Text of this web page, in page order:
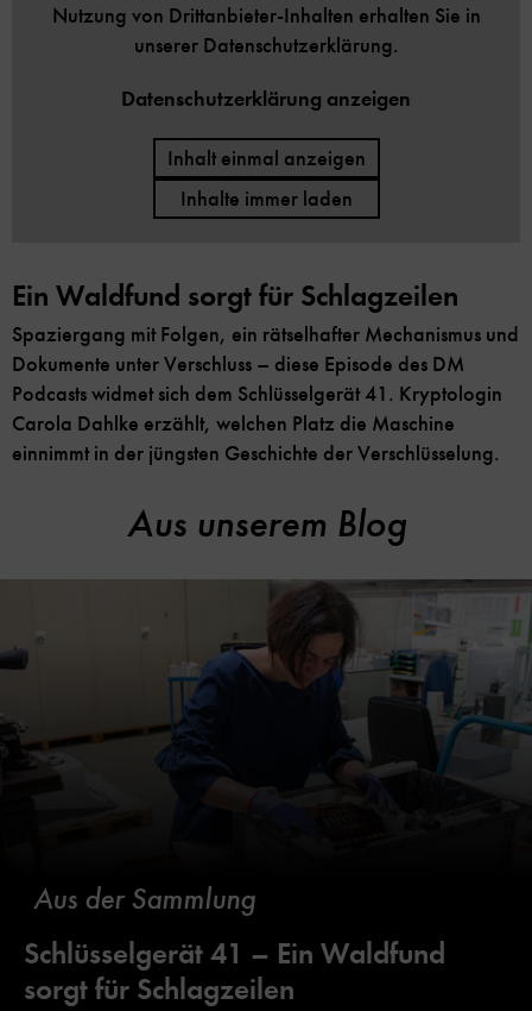
Nutzung von Drittanbieter-Inhalten erhalten Sie in
unserer Datenschutzerklärung.
Datenschutzerklärung anzeigen
Inhalt einmal anzeigen
Inhalte immer laden
Ein Waldfund sorgt für Schlagzeilen
Spaziergang mit Folgen, ein rätselhafter Mechanismus und
Dokumente unter Verschluss – diese Episode des DM
Podcasts widmet sich dem Schlüsselgerät 41. Kryptologin
Carola Dahlke erzählt, welchen Platz die Maschine
einnimmt in der jüngsten Geschichte der Verschlüsselung.
Aus unserem Blog
Aus der Sammlung
Schlüsselgerät 41 – Ein Waldfund
sorgt für Schlagzeilen